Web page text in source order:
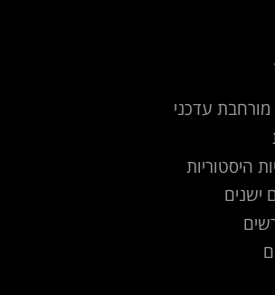
מורחבת עדכני
היסטוריות
ישנים